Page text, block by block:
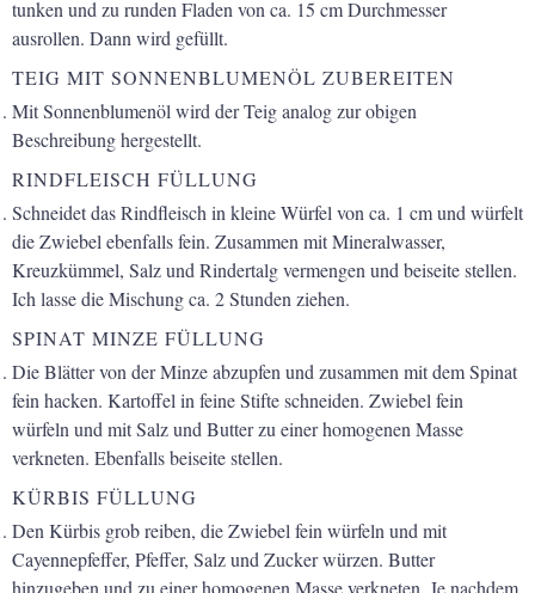
tunken und zu runden Fladen von ca. 15 cm Durchmesser
ausrollen. Dann wird gefüllt.
TEIG MIT SONNENBLUMENÖL ZUBEREITEN
Mit Sonnenblumenöl wird der Teig analog zur obigen
Beschreibung hergestellt.
RINDFLEISCH FÜLLUNG
Schneidet das Rindfleisch in kleine Würfel von ca. 1 cm und würfelt
die Zwiebel ebenfalls fein. Zusammen mit Mineralwasser,
Kreuzkümmel, Salz und Rindertalg vermengen und beiseite stellen.
Ich lasse die Mischung ca. 2 Stunden ziehen.
SPINAT MINZE FÜLLUNG
Die Blätter von der Minze abzupfen und zusammen mit dem Spinat
fein hacken. Kartoffel in feine Stifte schneiden. Zwiebel fein
würfeln und mit Salz und Butter zu einer homogenen Masse
verkneten. Ebenfalls beiseite stellen.
KÜRBIS FÜLLUNG
Den Kürbis grob reiben, die Zwiebel fein würfeln und mit
Cayennepfeffer, Pfeffer, Salz und Zucker würzen. Butter
hinzugeben und zu einer homogenen Masse verkneten. Je nachdem